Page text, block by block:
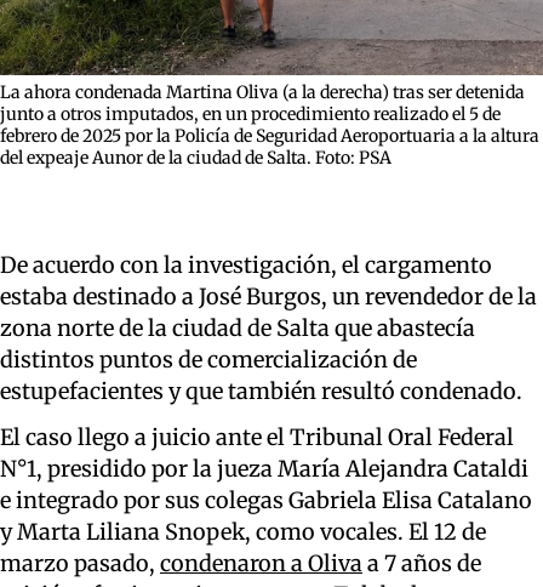
La ahora condenada Martina Oliva (a la derecha) tras ser detenida
junto a otros imputados, en un procedimiento realizado el 5 de
febrero de 2025 por la Policía de Seguridad Aeroportuaria a la altura
del expeaje Aunor de la ciudad de Salta. Foto: PSA
De acuerdo con la investigación, el cargamento
estaba destinado a José Burgos, un revendedor de la
zona norte de la ciudad de Salta que abastecía
distintos puntos de comercialización de
estupefacientes y que también resultó condenado.
El caso llego a juicio ante el Tribunal Oral Federal
N°1, presidido por la jueza María Alejandra Cataldi
e integrado por sus colegas Gabriela Elisa Catalano
y Marta Liliana Snopek, como vocales. El 12 de
marzo pasado, condenaron a Olivaa 7 años de